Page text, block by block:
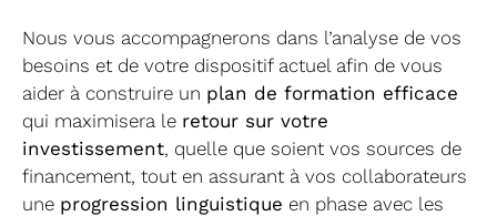
Nous vous accompagnerons dans l’analyse de vos
besoins et de votre dispositif actuel afin de vous
aider à construire un plan de formation efficace
qui maximisera le retour sur votre
investissement, quelle que soient vos sources de
financement, tout en assurant à vos collaborateurs
une progression linguistique en phase avec les